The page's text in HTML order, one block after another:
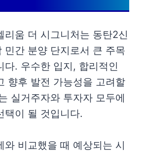
리움 더 시그니처는 동탄2신
민간 분양 단지로서 큰 주목
다. 우수한 입지, 합리적인
향후 발전 가능성을 고려할
실거주자와 투자자 모두에
택이 될 것입니다.
와 비교했을 때 예상되는 시